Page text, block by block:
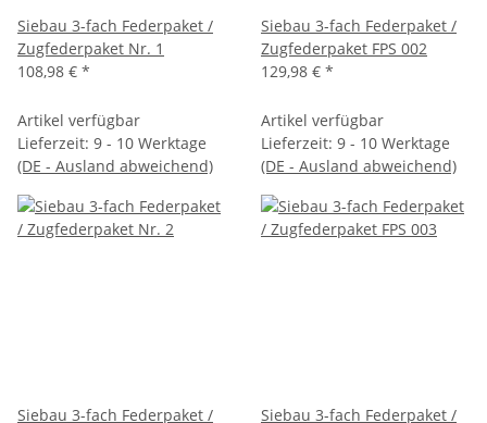
Siebau 3-fach Federpaket /
Zugfederpaket Nr. 1
108,98 € *
Artikel verfügbar
Lieferzeit: 9 - 10 Werktage
(DE - Ausland abweichend)
Siebau 3-fach Federpaket /
Zugfederpaket FPS 002
129,98 € *
Artikel verfügbar
Lieferzeit: 9 - 10 Werktage
(DE - Ausland abweichend)
Siebau 3-fach Federpaket /
Siebau 3-fach Federpaket /